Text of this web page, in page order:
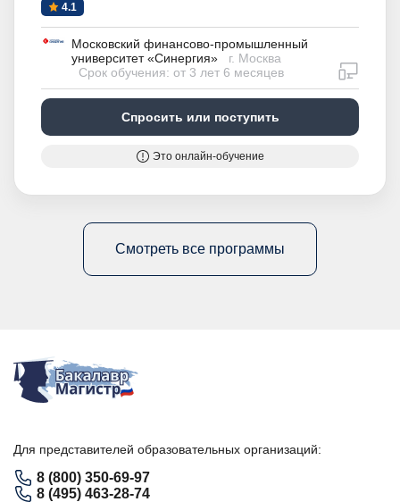
4.1
Московский финансово-промышленный
университет «Синергия»
г. Москва
Срок обучения: от 3 лет 6 месяцев
Спросить или поступить
Это онлайн-обучение
Смотреть все программы
Для представителей образовательных организаций:
8 (800) 350-69-97
8 (495) 463-28-74